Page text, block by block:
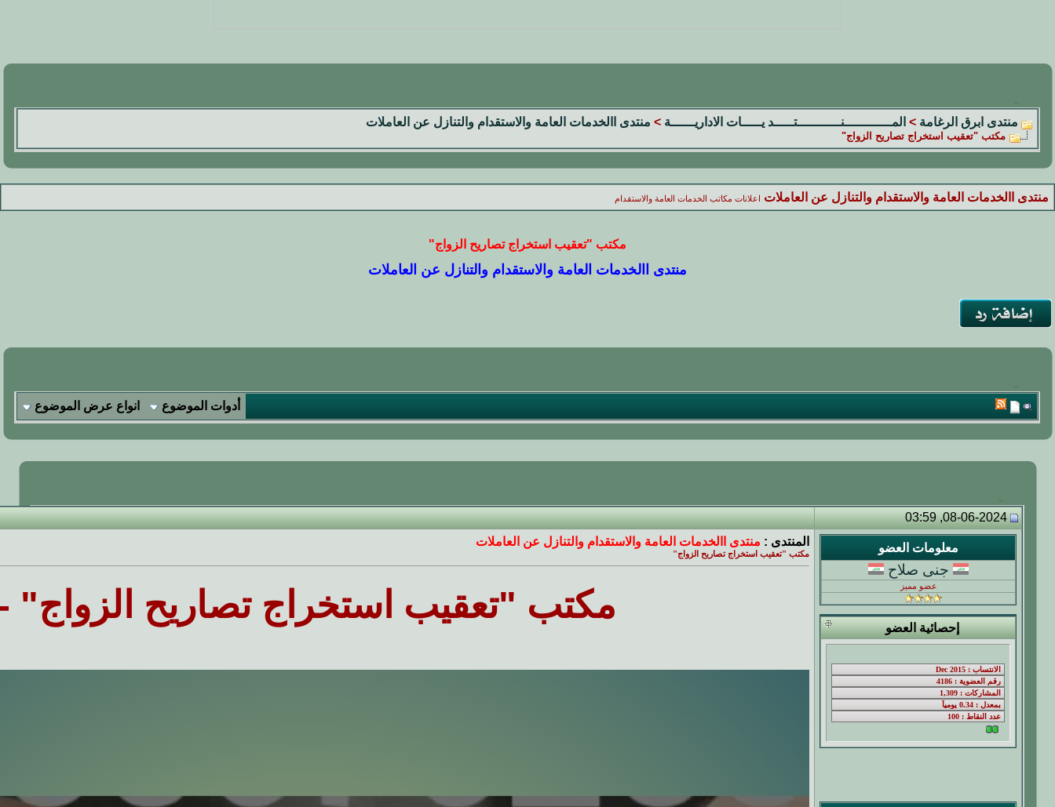
منتدى ابرق الرغامة > المــــــــــــنـــــــــــتـــــد يـــــات الاداريــــــة > منتدى االخدمات العامة والاستقدام والتنازل عن العاملات
مكتب "تعقيب استخراج تصاريح الزواج"
منتدى االخدمات العامة والاستقدام والتنازل عن العاملات اعلانات مكاتب الخدمات العامة والاستقدام
مكتب "تعقيب استخراج تصاريح الزواج"
منتدى االخدمات العامة والاستقدام والتنازل عن العاملات
أدوات الموضوع انواع عرض الموضوع
08-06-2024, 03:59
معلومات العضو
جنى صلاح
عضو مميز
إحصائية العضو
المنتدى : منتدى االخدمات العامة والاستقدام والتنازل عن العاملات
مكتب "تعقيب استخراج تصاريح الزواج"
مكتب "تعقيب استخراج تصاريح الزواج"